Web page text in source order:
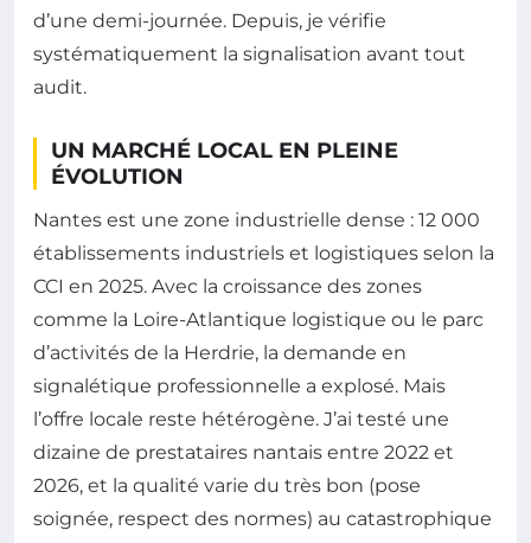
d’une demi-journée. Depuis, je vérifie
systématiquement la signalisation avant tout
audit.
UN MARCHÉ LOCAL EN PLEINE
ÉVOLUTION
Nantes est une zone industrielle dense : 12 000
établissements industriels et logistiques selon la
CCI en 2025. Avec la croissance des zones
comme la Loire-Atlantique logistique ou le parc
d’activités de la Herdrie, la demande en
signalétique professionnelle a explosé. Mais
l’offre locale reste hétérogène. J’ai testé une
dizaine de prestataires nantais entre 2022 et
2026, et la qualité varie du très bon (pose
soignée, respect des normes) au catastrophique